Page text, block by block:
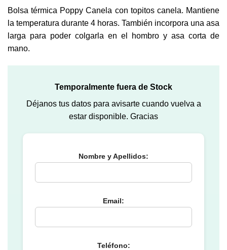
era:
19,90€.
es:
9,95€.
Bolsa térmica Poppy Canela con topitos canela. Mantiene
la temperatura durante 4 horas. También incorpora una asa
larga para poder colgarla en el hombro y asa corta de
mano.
Temporalmente fuera de Stock
Déjanos tus datos para avisarte cuando vuelva a
estar disponible. Gracias
Nombre y Apellidos:
Email:
Teléfono: